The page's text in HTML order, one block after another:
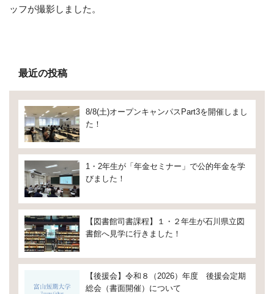
ッフが撮影しました。
最近の投稿
8/8(土)オープンキャンパスPart3を開催しまし
た！
1・2年生が「年金セミナー」で公的年金を学
びました！
【図書館司書課程】１・２年生が石川県立図
書館へ見学に行きました！
【後援会】令和８（2026）年度 後援会定期
総会（書面開催）について